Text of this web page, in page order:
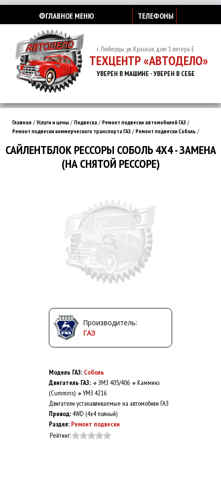
⚙️ГЛАВНОЕ МЕНЮ ТЕЛЕФОНЫ
г. Люберцы, ул. Красная, дом 1 литера Е
ТЕХЦЕНТР «АВТОДЕЛО»
УВЕРЕН В МАШИНЕ - УВЕРЕН В СЕБЕ
Главная / Услуги и цены / Подвеска / Ремонт подвески автомобилей ГАЗ /
Ремонт подвески коммерческого транспорта ГАЗ / Ремонт подвески Соболь /
САЙЛЕНТБЛОК РЕССОРЫ СОБОЛЬ 4Х4 - ЗАМЕНА
(НА СНЯТОЙ РЕССОРЕ)
Производитель:
ГАЗ
Модель ГАЗ: Соболь
Двигатель ГАЗ: 🔹 ЗМЗ 405/406 🔹 Камминз
(Cummins) 🔹 УМЗ 4216
Двигатели устанавливаемые на автомобили ГАЗ
Привод:4WD (4x4 полный)
Раздел: Ремонт подвески
Рейтинг: